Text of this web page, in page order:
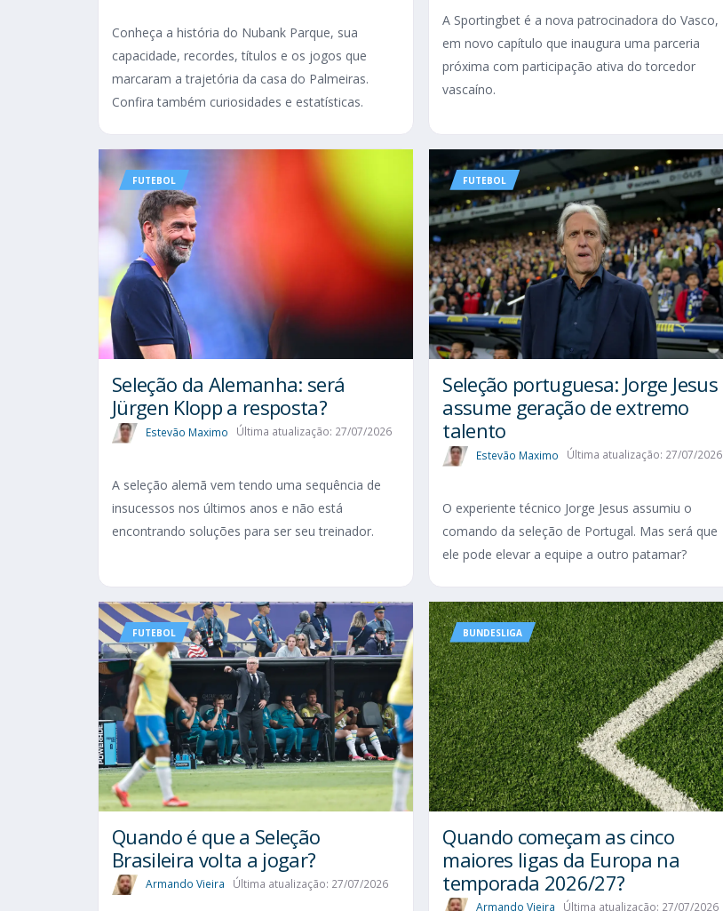
Conheça a história do Nubank Parque, sua
capacidade, recordes, títulos e os jogos que
marcaram a trajetória da casa do Palmeiras.
Confira também curiosidades e estatísticas.
A Sportingbet é a nova patrocinadora do Vasco,
em novo capítulo que inaugura uma parceria
próxima com participação ativa do torcedor
vascaíno.
FUTEBOL
Seleção da Alemanha: será
Jürgen Klopp a resposta?
Estevão Maximo Última atualização: 27/07/2026
A seleção alemã vem tendo uma sequência de
insucessos nos últimos anos e não está
encontrando soluções para ser seu treinador.
FUTEBOL
Seleção portuguesa: Jorge Jesus
assume geração de extremo
talento
Estevão Maximo Última atualização: 27/07/2026
O experiente técnico Jorge Jesus assumiu o
comando da seleção de Portugal. Mas será que
ele pode elevar a equipe a outro patamar?
FUTEBOL
Quando é que a Seleção
Brasileira volta a jogar?
Armando Vieira Última atualização: 27/07/2026
BUNDESLIGA
Quando começam as cinco
maiores ligas da Europa na
temporada 2026/27?
Armando Vieira Última atualização: 27/07/2026